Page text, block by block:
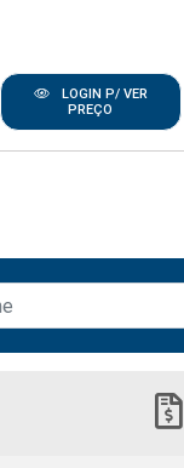
LOGIN P/ VER
PREÇO